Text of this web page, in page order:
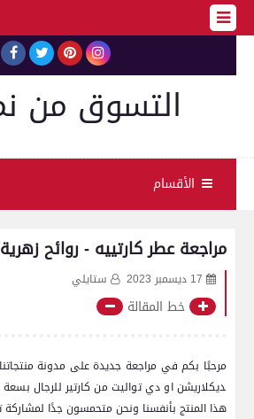
التسوق من
الأقسام
مراجعة عطر كارتييه - روائح
17 ديسمبر 2023 ستايلي
خط المقالة
مرحبًا بكم في ​مراجعة جديدة على مدونة
هذا المنتج بأنفسنا ونحن متحمسون جدًا لمشاركة